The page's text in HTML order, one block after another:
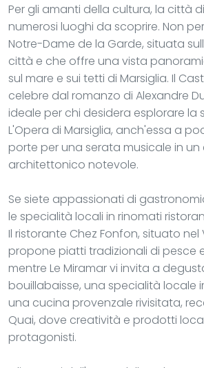
Per gli amanti della cultura, la città
numerosi luoghi da scoprire. Non
Notre-Dame de la Garde, situata
città e che offre una vista
sul mare e sui tetti di Marsiglia. Il
celebre dal romanzo di Alexandre
ideale per chi desidera esplorare la
L'Opera di Marsiglia, anch'essa a
porte per una serata musicale in
architettonico notevole.
Se siete appassionati di
le specialità locali in rinomati
Il ristorante Chez Fonfon, situato nel
propone piatti tradizionali di pesce
mentre Le Miramar vi invita a
bouillabaisse, una specialità locale
una cucina provenzale rivisitata,
Quai, dove creatività e prodotti
protagonisti.